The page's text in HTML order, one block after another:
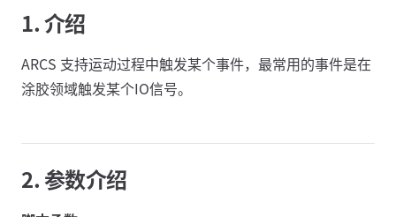
1. 介绍
ARCS 支持运动过程中触发某个事件，最常用的事件是在
涂胶领域触发某个IO信号。
2. 参数介绍